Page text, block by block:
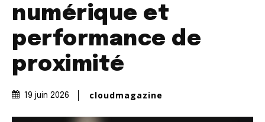
numérique et
performance de
proximité
19 juin 2026 cloudmagazine